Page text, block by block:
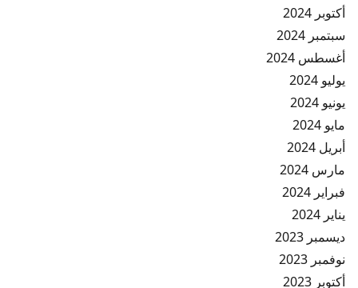
أكتوبر 2024
سبتمبر 2024
أغسطس 2024
يوليو 2024
يونيو 2024
مايو 2024
أبريل 2024
مارس 2024
فبراير 2024
يناير 2024
ديسمبر 2023
نوفمبر 2023
أكتوبر 2023